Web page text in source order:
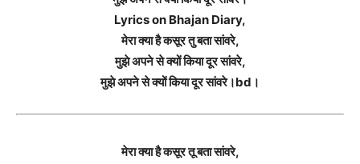
Lyrics on Bhajan Diary,
मेरा क्या है कसूर तु बता सांवरे,
मुझे अपने से क्यों किया दूर सांवरे,
मुझे अपने से क्यों किया दूर सांवरे।bd।
मेरा क्या है कसूर तू बता सांवरे,